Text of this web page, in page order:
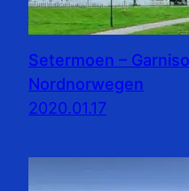
Setermoen –
Nordnorwegen
2020.01.17